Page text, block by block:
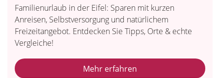
Familienurlaub in der Eifel: Sparen mit kurzen
Anreisen, Selbstversorgung und natürlichem
Freizeitangebot. Entdecken Sie Tipps, Orte & echte
Vergleiche!
Mehr erfahren